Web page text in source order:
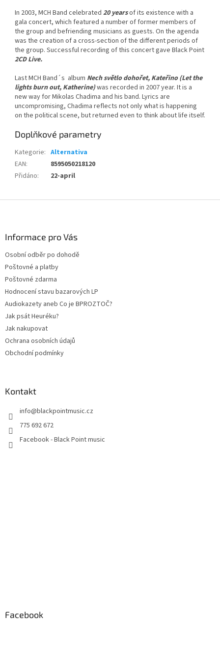
In 2003, MCH Band celebrated 20 yearsof its existence with a
gala concert, which featured a number of former members of
the group and befriending musicians as guests. On the agenda
was the creation of a cross-section of the different periods of
the group. Successful recording of this concert gave Black Point
2CD Live.
Last MCH Band´s album Nech světlo dohořet, Kateřino (Let the
lights burn out, Katherine)was recorded in 2007 year. It is a
new way for Mikolas Chadima and his band. Lyrics are
uncompromising, Chadima reflects not only what is happening
on the political scene, but returned even to think about life itself.
Doplňkové parametry
Kategorie: Alternativa
EAN:
8595050218120
Přidáno: 22-april
Informace pro Vás
Osobní odběr po dohodě
Poštovné a platby
Poštovné zdarma
Hodnocení stavu bazarových LP
Audiokazety aneb Co je BPROZTOČ?
Jak psát Heuréku?
Jak nakupovat
Ochrana osobních údajů
Obchodní podmínky
Kontakt
info@blackpointmusic.cz
775 692 672
Facebook - Black Point music
Facebook